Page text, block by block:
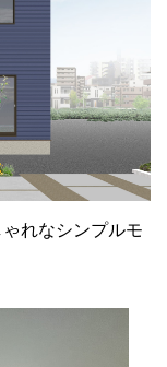
れなシンプルモ